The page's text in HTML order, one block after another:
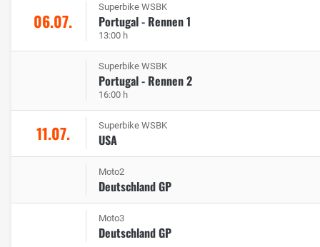
06.07.
Superbike WSBK
Portugal - Rennen 1
13:00 h
Superbike WSBK
Portugal - Rennen 2
16:00 h
11.07. Superbike WSBK
USA
Moto2
Deutschland GP
Moto3
Deutschland GP